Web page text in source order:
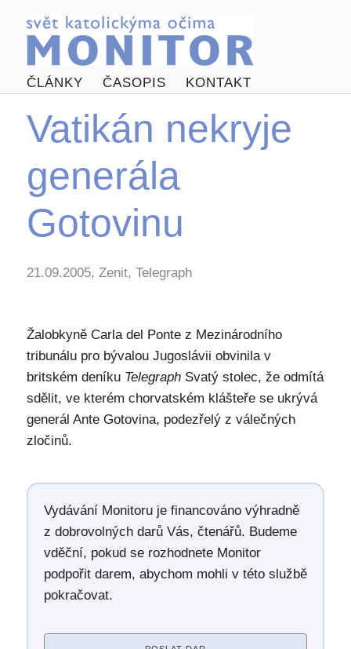
ČLÁNKY ČASOPIS KONTAKT
Vatikán nekryje
generála
Gotovinu
21.09.2005, Zenit, Telegraph
Žalobkyně Carla del Ponte z Mezinárodního
tribunálu pro bývalou Jugoslávii obvinila v
britském deníku TelegraphSvatý stolec, že odmítá
sdělit, ve kterém chorvatském klášteře se ukrývá
generál Ante Gotovina, podezřelý z válečných
zločinů.
Vydávání Monitoru je financováno výhradně
z dobrovolných darů Vás, čtenářů. Budeme
vděční, pokud se rozhodnete Monitor
podpořit darem, abychom mohli v této službě
pokračovat.